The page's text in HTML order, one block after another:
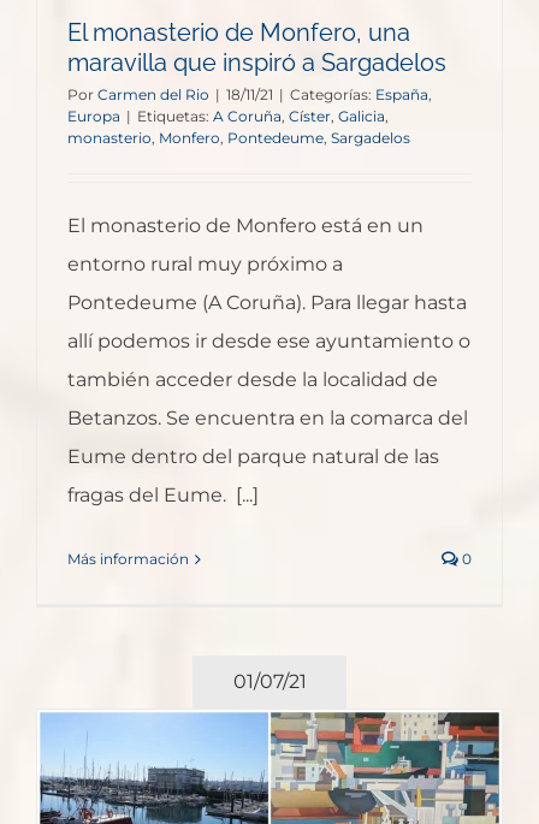
El monasterio de Monfero, una
maravilla que inspiró a Sargadelos
Por Carmen del Rio | 18/11/21 | Categorías: España,
Europa | Etiquetas: A Coruña, Císter, Galicia,
monasterio, Monfero, Pontedeume, Sargadelos
El monasterio de Monfero está en un
entorno rural muy próximo a
Pontedeume (A Coruña). Para llegar hasta
allí podemos ir desde ese ayuntamiento o
también acceder desde la localidad de
Betanzos. Se encuentra en la comarca del
Eume dentro del parque natural de las
fragas del Eume. [...]
Más información 0
01/07/21